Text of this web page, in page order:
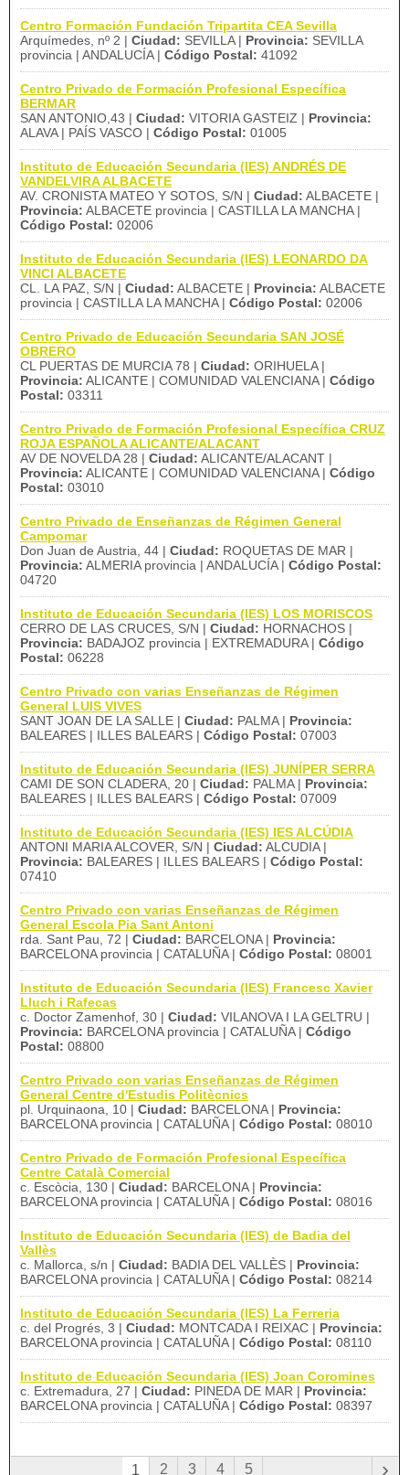
Centro Formación Fundación Tripartita CEA Sevilla
Arquímedes, nº 2 | Ciudad: SEVILLA | Provincia: SEVILLA
provincia | ANDALUCÍA | Código Postal: 41092
Centro Privado de Formación Profesional Específica
BERMAR
SAN ANTONIO,43 | Ciudad: VITORIA GASTEIZ | Provincia:
ALAVA | PAÍS VASCO | Código Postal: 01005
Instituto de Educación Secundaria (IES) ANDRÉS DE
VANDELVIRA ALBACETE
AV. CRONISTA MATEO Y SOTOS, S/N | Ciudad: ALBACETE |
Provincia: ALBACETE provincia | CASTILLA LA MANCHA |
Código Postal: 02006
Instituto de Educación Secundaria (IES) LEONARDO DA
VINCI ALBACETE
CL. LA PAZ, S/N | Ciudad: ALBACETE | Provincia: ALBACETE
provincia | CASTILLA LA MANCHA | Código Postal: 02006
Centro Privado de Educación Secundaria SAN JOSÉ
OBRERO
CL PUERTAS DE MURCIA 78 | Ciudad: ORIHUELA |
Provincia: ALICANTE | COMUNIDAD VALENCIANA | Código
Postal: 03311
Centro Privado de Formación Profesional Específica CRUZ
ROJA ESPAÑOLA ALICANTE/ALACANT
AV DE NOVELDA 28 | Ciudad: ALICANTE/ALACANT |
Provincia: ALICANTE | COMUNIDAD VALENCIANA | Código
Postal: 03010
Centro Privado de Enseñanzas de Régimen General
Campomar
Don Juan de Austria, 44 | Ciudad: ROQUETAS DE MAR |
Provincia: ALMERIA provincia | ANDALUCÍA | Código Postal:
04720
Instituto de Educación Secundaria (IES) LOS MORISCOS
CERRO DE LAS CRUCES, S/N | Ciudad: HORNACHOS |
Provincia: BADAJOZ provincia | EXTREMADURA | Código
Postal: 06228
Centro Privado con varias Enseñanzas de Régimen
General LUIS VIVES
SANT JOAN DE LA SALLE | Ciudad: PALMA | Provincia:
BALEARES | ILLES BALEARS | Código Postal: 07003
Instituto de Educación Secundaria (IES) JUNÍPER SERRA
CAMI DE SON CLADERA, 20 | Ciudad: PALMA | Provincia:
BALEARES | ILLES BALEARS | Código Postal: 07009
Instituto de Educación Secundaria (IES) IES ALCÚDIA
ANTONI MARIA ALCOVER, S/N | Ciudad: ALCUDIA |
Provincia: BALEARES | ILLES BALEARS | Código Postal:
07410
Centro Privado con varias Enseñanzas de Régimen
General Escola Pia Sant Antoni
rda. Sant Pau, 72 | Ciudad: BARCELONA | Provincia:
BARCELONA provincia | CATALUÑA | Código Postal: 08001
Instituto de Educación Secundaria (IES) Francesc Xavier
Lluch i Rafecas
c. Doctor Zamenhof, 30 | Ciudad: VILANOVA I LA GELTRU |
Provincia: BARCELONA provincia | CATALUÑA | Código
Postal: 08800
Centro Privado con varias Enseñanzas de Régimen
General Centre d'Estudis Politècnics
pl. Urquinaona, 10 | Ciudad: BARCELONA | Provincia:
BARCELONA provincia | CATALUÑA | Código Postal: 08010
Centro Privado de Formación Profesional Específica
Centre Català Comercial
c. Escòcia, 130 | Ciudad: BARCELONA | Provincia:
BARCELONA provincia | CATALUÑA | Código Postal: 08016
Instituto de Educación Secundaria (IES) de Badia del
Vallès
c. Mallorca, s/n | Ciudad: BADIA DEL VALLÈS | Provincia:
BARCELONA provincia | CATALUÑA | Código Postal: 08214
Instituto de Educación Secundaria (IES) La Ferreria
c. del Progrés, 3 | Ciudad: MONTCADA I REIXAC | Provincia:
BARCELONA provincia | CATALUÑA | Código Postal: 08110
Instituto de Educación Secundaria (IES) Joan Coromines
c. Extremadura, 27 | Ciudad: PINEDA DE MAR | Provincia:
BARCELONA provincia | CATALUÑA | Código Postal: 08397
1 2 3 4 5 ›